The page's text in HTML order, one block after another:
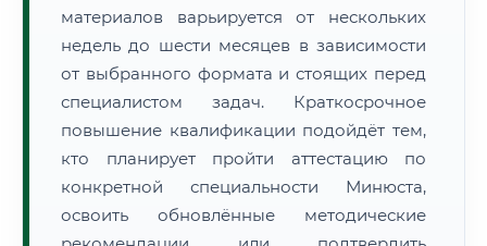
материалов варьируется от нескольких
недель до шести месяцев в зависимости
от выбранного формата и стоящих перед
специалистом задач. Краткосрочное
повышение квалификации подойдёт тем,
кто планирует пройти аттестацию по
конкретной специальности Минюста,
освоить обновлённые методические